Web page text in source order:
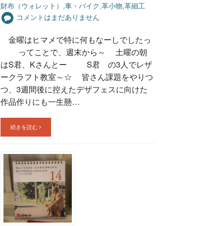
財布（ウォレット） ,車・バイク,革小物,革細工
コメントはまだありません
金曜はヒマメで特に何もなーしでしたっ
ってことで、週末から～ 土曜の朝
はS君、Kさんとー S君 の3人でレザ
ークラフト教室～☆ 皆さん課題をやりつ
つ、3週間後に控えたデザフェスに向けた
作品作りにも一生懸…
続きを読む